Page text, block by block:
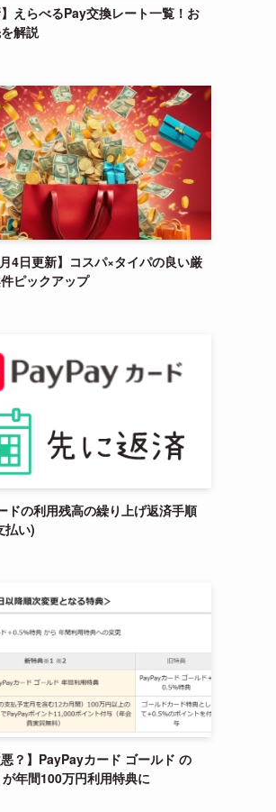
】えらべるPay交換レート一覧！お
解説
4日更新】コスパ×タイパの良い厳
ピックアップ
ドの利用残高の繰り上げ返済手順
払い)
悪？】PayPayカード ゴールド の
年間100万円利用特典に